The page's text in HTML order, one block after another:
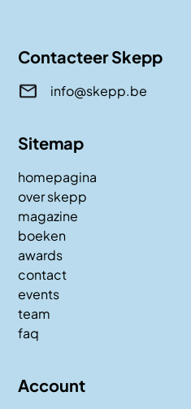
Contacteer Skepp
info@skepp.be
Sitemap
homepagina
over skepp
magazine
boeken
awards
contact
events
team
faq
Account